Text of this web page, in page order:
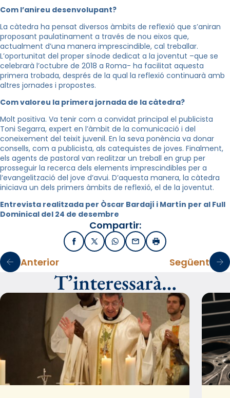
Com l’anireu desenvolupant?
La càtedra ha pensat diversos àmbits de reflexió que s’aniran
proposant paulatinament a través de nou eixos que,
actualment d’una manera imprescindible, cal treballar.
L’oportunitat del proper sínode dedicat a la joventut –que se
celebrarà l’octubre de 2018 a Roma- ha facilitat aquesta
primera trobada, després de la qual la reflexió continuarà amb
altres jornades i propostes.
Com valoreu la primera jornada de la càtedra?
Molt positiva. Va tenir com a convidat principal el publicista
Toni Segarra, expert en l’àmbit de la comunicació i del
coneixement del teixit juvenil. En la seva ponència va donar
consells, com a publicista, als catequistes de joves. Finalment,
els agents de pastoral van realitzar un treball en grup per
prosseguir la recerca dels elements imprescindibles per a
l’evangelització del jove d’avui. D’aquesta manera, la càtedra
iniciava un dels primers àmbits de reflexió, el de la joventut.
Entrevista realitzada per Òscar Bardají i Martín per al Full
Dominical del 24 de desembre
Compartir:
FacebookX / TwitterWhatsApp
EmailImprimir
Anterior Següent
T’interessarà…